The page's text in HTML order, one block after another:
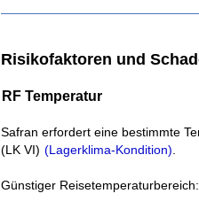
Risikofaktoren und
RF Temperatur
Safran erfordert eine bestimmte
(LK VI) (Lagerklima-Kondition).
Günstiger